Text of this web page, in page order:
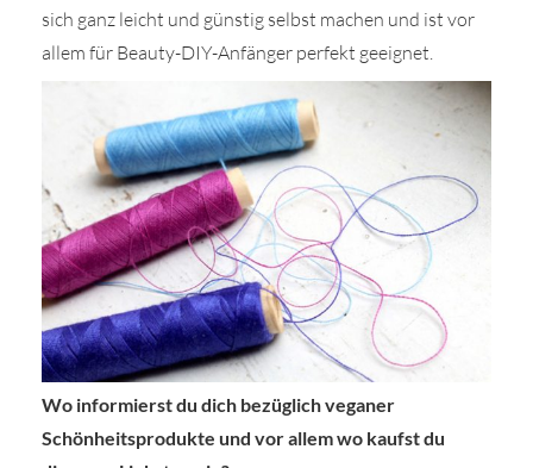
sich ganz leicht und günstig selbst machen und ist vor
allem für Beauty-DIY-Anfänger perfekt geeignet.
Wo informierst du dich bezüglich veganer
Schönheitsprodukte und vor allem wo kaufst du